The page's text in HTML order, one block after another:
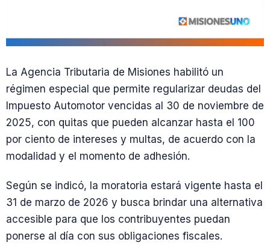
La Agencia Tributaria de Misiones habilitó un
régimen especial que permite regularizar deudas del
Impuesto Automotor vencidas al 30 de noviembre de
2025, con quitas que pueden alcanzar hasta el 100
por ciento de intereses y multas, de acuerdo con la
modalidad y el momento de adhesión.
Según se indicó, la moratoria estará vigente hasta el
31 de marzo de 2026 y busca brindar una alternativa
accesible para que los contribuyentes puedan
ponerse al día con sus obligaciones fiscales.